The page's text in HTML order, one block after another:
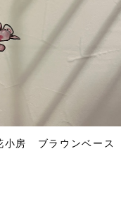
房 ブラウンベース